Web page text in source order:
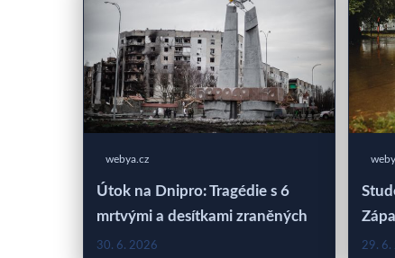
webya.cz
Útok na Dnipro: Tragédie s 6
mrtvými a desítkami zraněných
30. 6. 2026 29. 6.